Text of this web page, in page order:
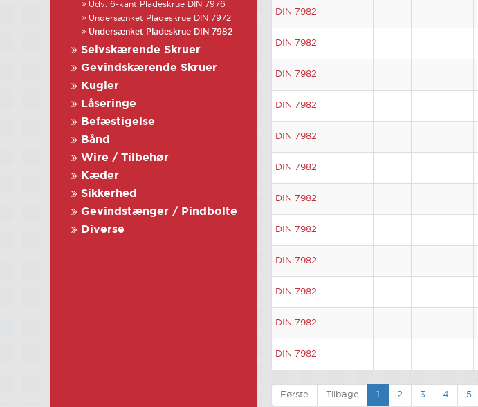
Udv. 6-kant Pladeskrue DIN 7976
Undersænket Pladeskrue DIN 7972
Undersænket Pladeskrue DIN 7982
Selvskærende Skruer
Gevindskærende Skruer
Kugler
Låseringe
Befæstigelse
Bånd
Wire / Tilbehør
Kæder
Sikkerhed
Gevindstænger / Pindbolte
Diverse
DIN 7982
DIN 7982
DIN 7982
DIN 7982
DIN 7982
DIN 7982
DIN 7982
DIN 7982
DIN 7982
DIN 7982
DIN 7982
DIN 7982
Første Tilbage 1 2 3 4 5